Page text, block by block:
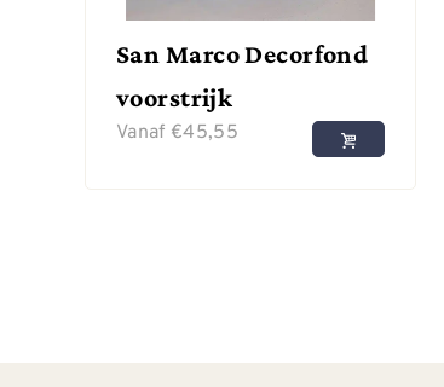
San Marco Decorfond
voorstrijk
Vanaf €45,55